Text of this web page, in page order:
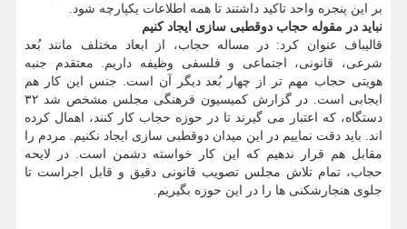
بر این پنجره واحد تاکید داشتند تا همه اطلاعات یکپارچه شود.
نباید در مقوله حجاب دوقطبی سازی ایجاد کنیم
قالیباف عنوان کرد: در مساله حجاب، از ابعاد مختلف مانند بُعد
شرعی، قانونی، اجتماعی و فلسفی وظیفه داریم. معتقدم جنبه
هویتی حجاب مهم تر از چهار بُعد دیگر آن است. جنس این کار هم
ایجابی است. در گزارش کمیسیون فرهنگی مجلس مشخص شد ۳۲
دستگاه، که اعتبار می گیرند تا در حوزه حجاب کار کنند، اهمال کرده
اند. باید دقت نماییم در این میدان دوقطبی سازی ایجاد نکنیم. مردم را
مقابل هم قرار ندهیم که این کار خواسته دشمن است. در لایحه
حجاب، تمام تلاش مجلس تصویب قانونی دقیق و قابل اجراست تا
جلوی هنجارشکنی ها را در این حوزه بگیریم.